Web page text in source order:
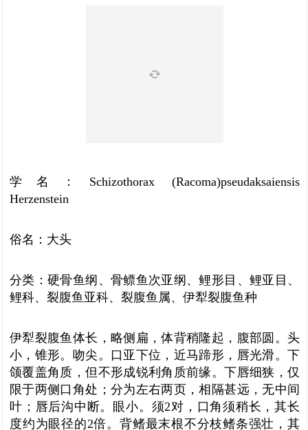
学名：Schizothorax (Racoma)pseudaksaiensis
Herzenstein
俗名：大头
分类：硬骨鱼纲、骨鳔鱼次亚纲、鲤形目、鲤亚目、
鲤科、裂腹鱼亚科、裂腹鱼属、伊犁裂腹鱼种
伊犁裂腹鱼体长，略侧扁，体背稍隆起，腹部圆。头
小，锥形。吻尖。口亚下位，近马蹄形，唇光滑。下
颌覆盖角质，但不形成锐利角质前缘。下唇细狭，仅
限于两侧口角处；分为左右两页，相隔甚远，无中间
叶；唇后沟中断。眼小。须2对，口角须稍长，其长
度约为眼径的2倍。背鳍最末根不分枝鳍条强壮，其